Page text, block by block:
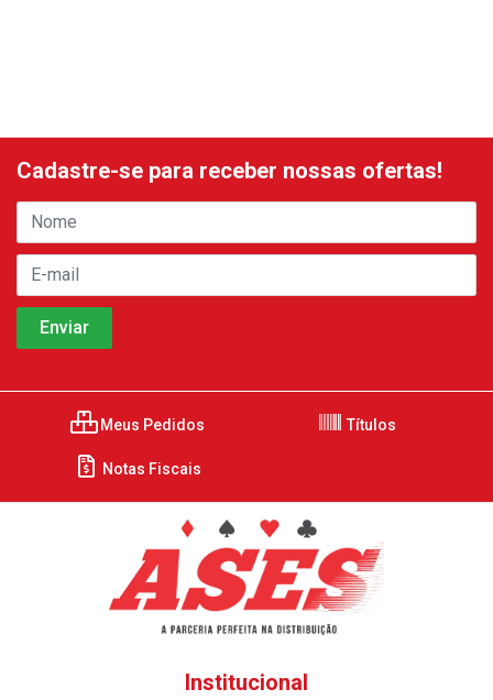
Cadastre-se para receber nossas ofertas!
Meus Pedidos Títulos
Notas Fiscais
Institucional